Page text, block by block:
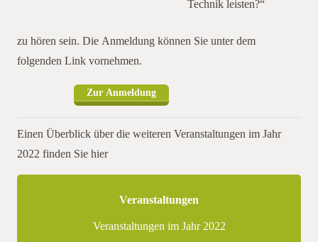
Technik leisten?“
zu hören sein. Die Anmeldung können Sie unter dem
folgenden Link vornehmen.
Zur Anmeldung
Einen Überblick über die weiteren Veranstaltungen im Jahr
2022 finden Sie hier
Veranstaltungen
Veranstaltungen im Jahr 2022